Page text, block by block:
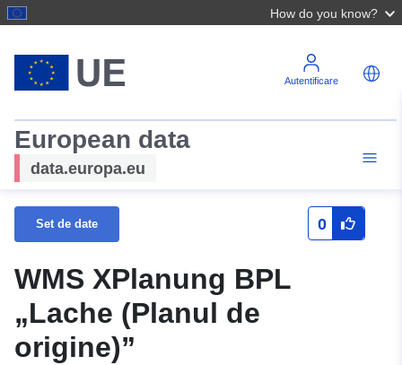
How do you know?
Autentificare
European data
data.europa.eu
Set de date 0
WMS XPlanung BPL
„Lache (Planul de
origine)”